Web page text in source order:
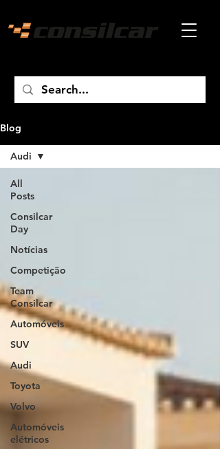
Blog
All
Posts
Consilcar
Day
Notícias
Competição
Team
Consilcar
Automóveis
SUV
Audi
Toyota
Volvo
Automóveis
elétricos
Audi